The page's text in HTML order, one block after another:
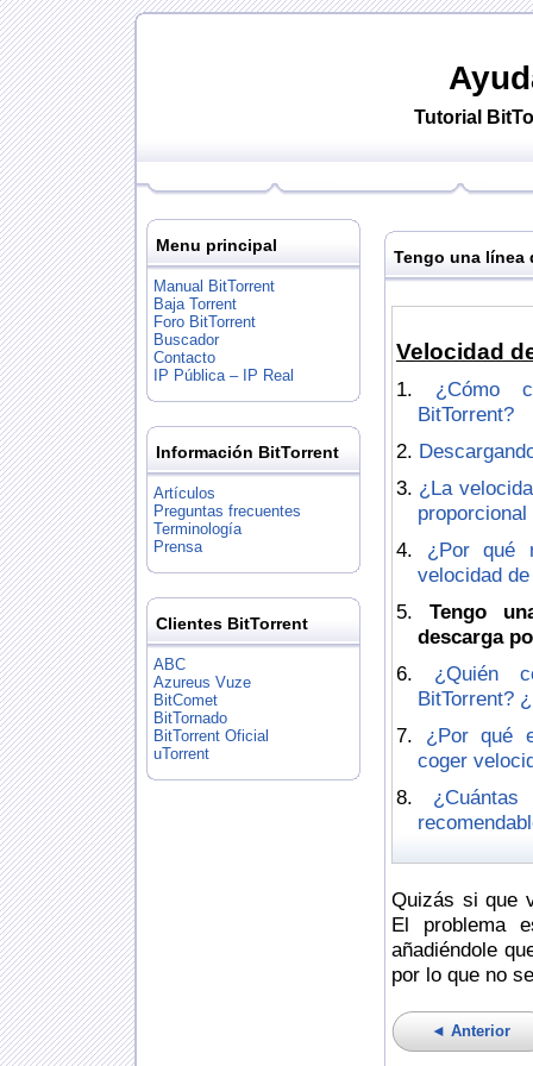
Tutorial
Tengo una línea
Velocidad
¿Cómo
BitTorrent?
¿La
¿Por qué
velocidad
Tengo
descarga
¿Quién
BitTorrent?
¿Por qué
coger
Quizás si que
El problema
añadiéndole
por lo que no
◄ Anterior
Menu principal
Manual BitTorrent
Baja Torrent
Foro BitTorrent
Buscador
Contacto
IP Pública – IP Real
Información BitTorrent
Artículos
Preguntas frecuentes
Terminología
Prensa
Clientes BitTorrent
ABC
Azureus Vuze
BitComet
BitTornado
BitTorrent Oficial
uTorrent